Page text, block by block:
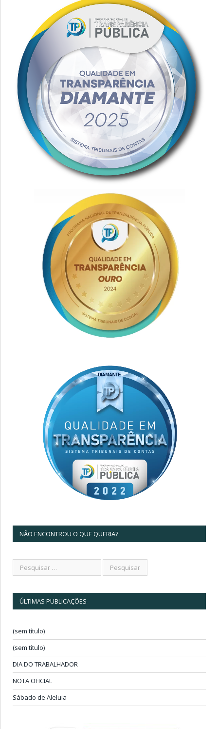
NÃO ENCONTROU O QUE QUERIA?
ÚLTIMAS PUBLICAÇÕES
(sem título)
(sem título)
DIA DO TRABALHADOR
NOTA OFICIAL
Sábado de Aleluia